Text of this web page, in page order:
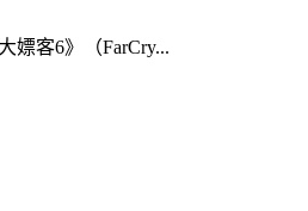
嫖客6》（FarCry...